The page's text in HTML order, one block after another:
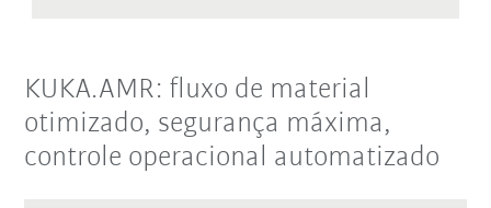
KUKA.AMR: fluxo de material
otimizado, segurança máxima,
controle operacional automatizado